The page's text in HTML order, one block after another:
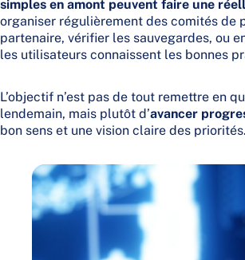
simples en amont peuvent faire une
organiser régulièrement des comités de
partenaire, vérifier les sauvegardes, ou
les utilisateurs connaissent les bonnes
L’objectif n’est pas de tout remettre en
lendemain, mais plutôt d’avancer
bon sens et une vision claire des priorités.